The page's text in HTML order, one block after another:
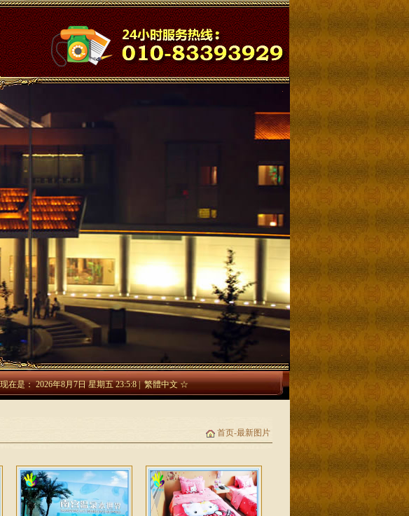
在是：2026年8月7日星期五23:5:8|繁體中文 ☆
首页-最新图片